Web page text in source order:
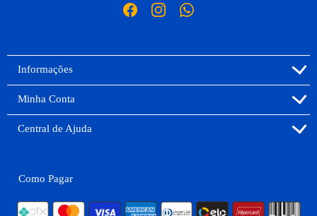
Informações
Minha Conta
Central de Ajuda
Como Pagar